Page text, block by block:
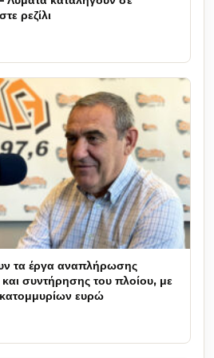
ρεζίλι
τα έργα αναπλήρωσης
συντήρησης του πλοίου, με
ευρώ